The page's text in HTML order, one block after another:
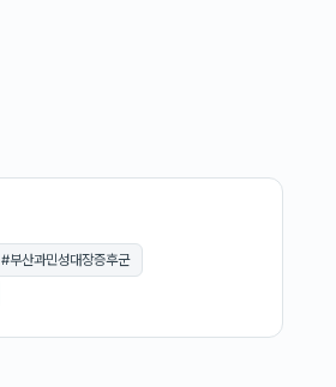
#부산과민성대장증후군